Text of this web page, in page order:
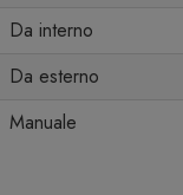
Da interno
Da esterno
Manuale